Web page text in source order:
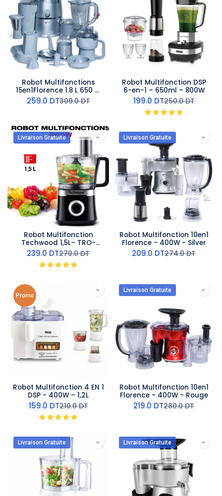
Robot Multifonctions
15en1Florence 1.8 L 650 W
Gris
259.0 DT309.0DT
Robot Multifonction DSP
6-en-1 – 650ml – 800W
199.0 DT250.0DT
Livraison Gratuite
Robot Multifonction
Techwood 1,5L– TRO-
6856-Noir
239.0 DT270.0DT
Livraison Gratuite
Robot Multifonction 10en1
Florence - 400W - Silver
209.0 DT274.0DT
Promo
Robot Multifonction 4 EN 1
DSP - 400W – 1,2L
159.0 DT210.0DT
Livraison Gratuite
Robot Multifonction 10en1
Florence - 400W - Rouge
219.0 DT280.0DT
Livraison Gratuite Livraison Gratuite